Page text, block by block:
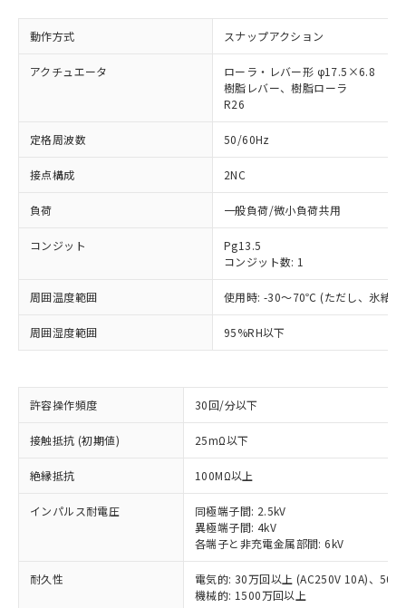
動作方式 スナップアクション
アクチュエータ
ローラ・レバー形 φ17.5×6.8
樹脂レバー、樹脂ローラ
R26
定格周波数 50/60Hz
接点構成 2NC
負荷 一般負荷/微小負荷共用
コンジット
Pg13.5
コンジット数: 1
周囲温度範囲 使用時: -30～70℃ (ただし、氷結し
周囲湿度範囲 95%RH以下
許容操作頻度 30回/分以下
接触抵抗 (初期値) 25mΩ以下
絶縁抵抗 100MΩ以上
インパルス耐電圧
同極端子間: 2.5kV
異極端子間: 4kV
各端子と非充電金属部間: 6kV
耐久性
電気的: 30万回以上 (AC250V 10A)、50
機械的: 1500万回以上
ご利用条件
※1 対応状況
対応済み：EU RoHS指令（10物質）の
非含有に対応した製品が提供可能な商品で
対応予定：EU RoHS指令（10物質）の非含
有に対応した製品に切り替える予定のある
対応予定なし：EU RoHS指令（10物質）の